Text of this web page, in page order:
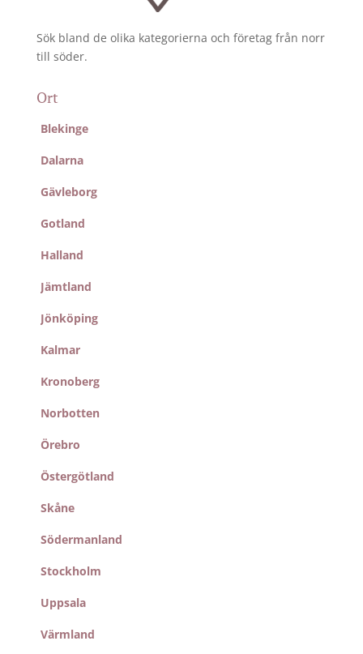
Sök bland de olika kategorierna och företag från norr
till söder.
Ort
Blekinge
Dalarna
Gävleborg
Gotland
Halland
Jämtland
Jönköping
Kalmar
Kronoberg
Norbotten
Örebro
Östergötland
Skåne
Södermanland
Stockholm
Uppsala
Värmland